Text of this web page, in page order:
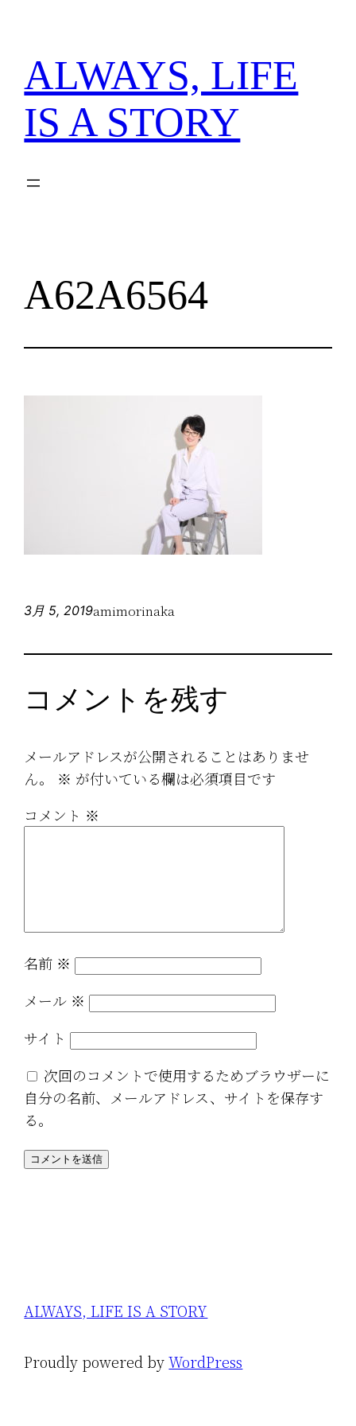
ALWAYS, LIFE
IS A STORY
A62A6564
3月 5, 2019amimorinaka
コメントを残す
メールアドレスが公開されることはありませ
ん。
※ が付いている欄は必須項目です
コメント ※
名前 ※
メール ※
サイト
次回のコメントで使用するためブラウザーに
自分の名前、メールアドレス、サイトを保存す
る。
ALWAYS, LIFE IS A STORY
Proudly powered byWordPress